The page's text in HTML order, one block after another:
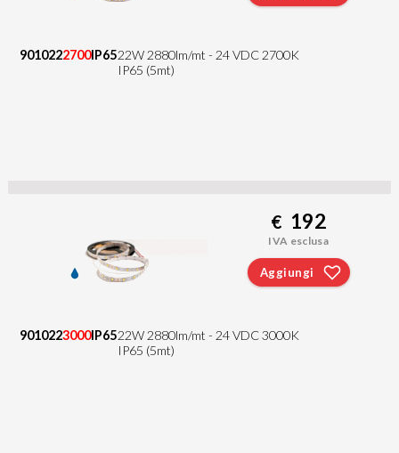
9010222700IP6522W 2880lm/mt - 24 VDC 2700K
IP65 (5mt)
9010223000IP6522W 2880lm/mt - 24 VDC 3000K
IP65 (5mt)
€ 192
IVA esclusa
Aggiungi